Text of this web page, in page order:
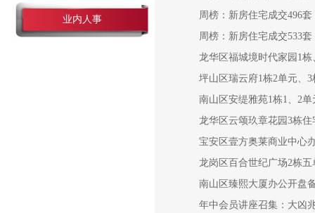
业内人事
周榜：新房住宅成交496套
周榜：新房住宅成交533套
龙华区福城境时代家园1
坪山区瑞云府1栋2单元、
南山区安缇雅苑1栋1、2
龙华区云颂玖章花园3栋
宝安区壹方奥莱商业中心
龙岗区百合世纪广场2栋
南山区臻熙大厦办公开盘
年中会员讲座召集：大凶